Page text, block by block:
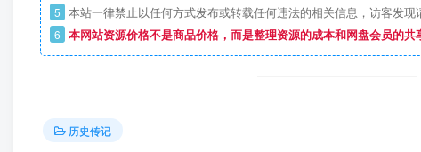
5 本站一律禁止以任何方式发布或转载任何违法的相关信息，访客发现
6 本网站资源价格不是商品价格，而是整理资源的成本和网盘会员的共
历史传记